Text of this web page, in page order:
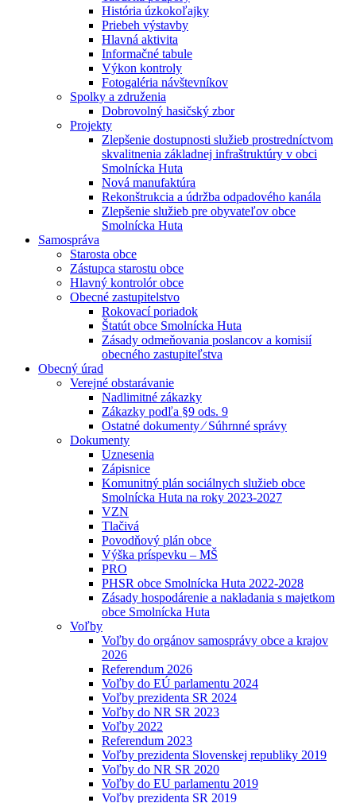
História úzkokoľajky
Priebeh výstavby
Hlavná aktivita
Informačné tabule
Výkon kontroly
Fotogaléria návštevníkov
Spolky a združenia
Dobrovolný hasičský zbor
Projekty
Zlepšenie dostupnosti služieb prostredníctvom
skvalitnenia základnej infraštruktúry v obci
Smolnícka Huta
Nová manufaktúra
Rekonštrukcia a údržba odpadového kanála
Zlepšenie služieb pre obyvateľov obce
Smolnícka Huta
Samospráva
Starosta obce
Zástupca starostu obce
Hlavný kontrolór obce
Obecné zastupitelstvo
Rokovací poriadok
Štatút obce Smolnícka Huta
Zásady odmeňovania poslancov a komisií
obecného zastupiteľstva
Obecný úrad
Verejné obstarávanie
Nadlimitné zákazky
Zákazky podľa §9 ods. 9
Ostatné dokumenty ⁄ Súhrnné správy
Dokumenty
Uznesenia
Zápisnice
Komunitný plán sociálnych služieb obce
Smolnícka Huta na roky 2023-2027
VZN
Tlačivá
Povodňový plán obce
Výška príspevku – MŠ
PRO
PHSR obce Smolnícka Huta 2022-2028
Zásady hospodárenie a nakladania s majetkom
obce Smolnícka Huta
Voľby
Voľby do orgánov samosprávy obce a krajov
2026
Referendum 2026
Voľby do EÚ parlamentu 2024
Voľby prezidenta SR 2024
Voľby do NR SR 2023
Voľby 2022
Referendum 2023
Voľby prezidenta Slovenskej republiky 2019
Voľby do NR SR 2020
Voľby do EU parlamentu 2019
Voľby prezidenta SR 2019